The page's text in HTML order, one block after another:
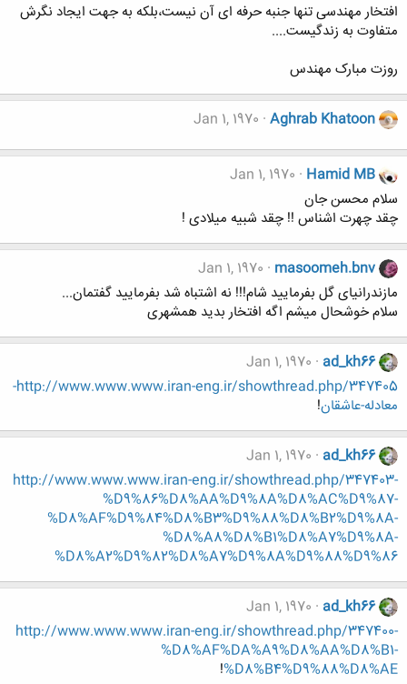
افتخار مهندسی تنها جنبه حرفه ای آن نیست،بلکه به جهت ایجاد نگرش
متفاوت به زندگیست....
روزت مبارک مهندس
Aghrab Khatoon
Jan 1, 1970
Hamid MB
Jan 1, 1970
سلام محسن جان
چقد چهرت اشناس !! چقد شبیه میلادی !
masoomeh.bnv
Jan 1, 1970
مازندرانیای گل بفرمایید شام!!! نه اشتباه شد بفرمایید گفتمان...
سلام خوشحال میشم اگه افتخار بدید همشهری
ad_kh66
Jan 1, 1970
http://www.www.www.iran-eng.ir/showthread.php/347405-
معادله-عاشقان!
ad_kh66
Jan 1, 1970
http://www.www.www.iran-eng.ir/showthread.php/347403-
%D9%86%D8%AA%D9%8A%D8%AC%D9%87-
%D8%AF%D9%84%D8%B3%D9%88%D8%B2%D9%8A-
%D8%A8%D8%B1%D8%A7%D9%8A-
%D8%A2%D9%82%D8%A7%D9%8A%D9%88%D9%86
ad_kh66
Jan 1, 1970
http://www.www.www.iran-eng.ir/showthread.php/347400-
%D8%AF%DA%A9%D8%AA%D8%B1-
%D8%B4%D9%88%D8%AE
!